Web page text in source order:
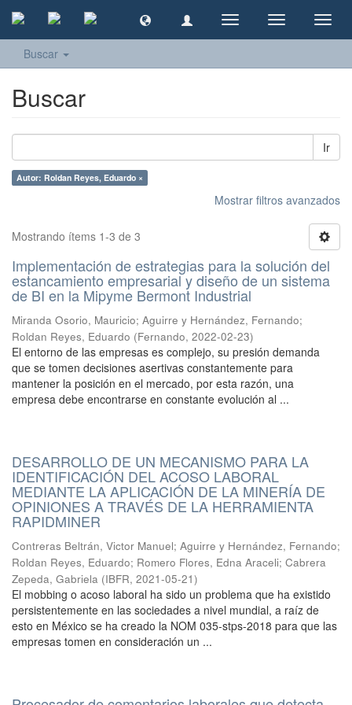
Cambiar
navegación
Cambiar
navegación
Buscar
Buscar
Ir
Autor: Roldan Reyes, Eduardo ×
Mostrar filtros avanzados
Mostrando ítems 1-3 de 3
Implementación de estrategias para la solución del
estancamiento empresarial y diseño de un sistema
de BI en la Mipyme Bermont Industrial
Miranda Osorio, Mauricio; Aguirre y Hernández, Fernando;
Roldan Reyes, Eduardo (Fernando, 2022-02-23)
El entorno de las empresas es complejo, su presión demanda
que se tomen decisiones asertivas constantemente para
mantener la posición en el mercado, por esta razón, una
empresa debe encontrarse en constante evolución al ...
DESARROLLO DE UN MECANISMO PARA LA
IDENTIFICACIÓN DEL ACOSO LABORAL
MEDIANTE LA APLICACIÓN DE LA MINERÍA DE
OPINIONES A TRAVÉS DE LA HERRAMIENTA
RAPIDMINER
Contreras Beltrán, Victor Manuel; Aguirre y Hernández, Fernando;
Roldan Reyes, Eduardo; Romero Flores, Edna Araceli; Cabrera
Zepeda, Gabriela (IBFR, 2021-05-21)
El mobbing o acoso laboral ha sido un problema que ha existido
persistentemente en las sociedades a nivel mundial, a raíz de
esto en México se ha creado la NOM 035-stps-2018 para que las
empresas tomen en consideración un ...